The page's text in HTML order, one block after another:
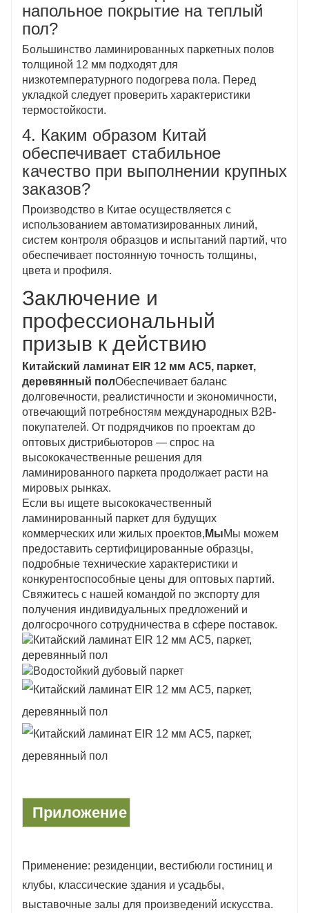
напольное покрытие на теплый
пол?
Большинство ламинированных паркетных полов
толщиной 12 мм подходят для
низкотемпературного подогрева пола. Перед
укладкой следует проверить характеристики
термостойкости.
4. Каким образом Китай
обеспечивает стабильное
качество при выполнении крупных
заказов?
Производство в Китае осуществляется с
использованием автоматизированных линий,
систем контроля образцов и испытаний партий, что
обеспечивает постоянную точность толщины,
цвета и профиля.
Заключение и
профессиональный
призыв к действию
Китайский ламинат EIR 12 мм AC5, паркет,
деревянный полОбеспечивает баланс
долговечности, реалистичности и экономичности,
отвечающий потребностям международных B2B-
покупателей. От подрядчиков по проектам до
оптовых дистрибьюторов — спрос на
высококачественные решения для
ламинированного паркета продолжает расти на
мировых рынках.
Если вы ищете высококачественный
ламинированный паркет для будущих
коммерческих или жилых проектов, МыМы можем
предоставить сертифицированные образцы,
подробные технические характеристики и
конкурентоспособные цены для оптовых партий.
Свяжитесь с нашей командой по экспорту для
получения индивидуальных предложений и
долгосрочного сотрудничества в сфере поставок.
Приложение
Применение: резиденции, вестибюли гостиниц и
клубы, классические здания и усадьбы,
выставочные залы для произведений искусства.